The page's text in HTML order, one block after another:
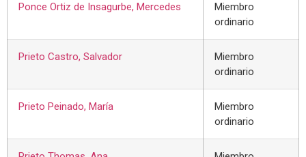
Ponce Ortiz de Insagurbe, Mercedes
Miembro
ordinario
Prieto Castro, Salvador
Miembro
ordinario
Prieto Peinado, María
Miembro
ordinario